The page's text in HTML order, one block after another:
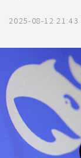
2025-08-12 21:43